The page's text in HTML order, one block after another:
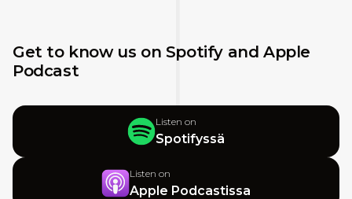
Get to know us on Spotify and Apple
Podcast
Listen on
Spotifyssä
Listen on
Apple Podcastissa